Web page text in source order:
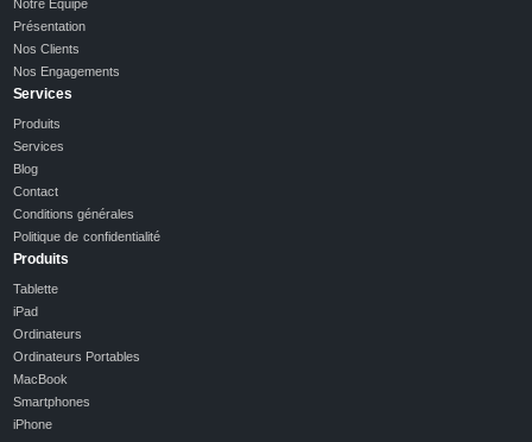
Notre Equipe
Présentation
Nos Clients
Nos Engagements
Services
Produits
Services
Blog
Contact
Conditions générales
Politique de confidentialité
Produits
Tablette
iPad
Ordinateurs
Ordinateurs Portables
MacBook
Smartphones
iPhone